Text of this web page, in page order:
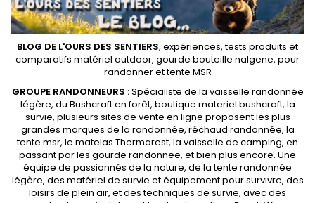
BLOG DE L'OURS DES SENTIERS, expériences, tests produits et
comparatifs matériel outdoor, gourde bouteille nalgene, pour
randonner ettente MSR
GROUPE RANDONNEURS :Spécialiste de la vaisselle randonnée
légère, du Bushcraft en forêt, boutique materiel bushcraft, la
survie, plusieurs sites de vente en ligne proposent les plus
grandes marques de la randonnée, réchaud randonnée, la
tente msr, le matelas Thermarest, la vaisselle de camping, en
passant par les gourde randonnee, et bien plus encore. Une
équipe de passionnés de la nature, de latente randonnée
légère, des matériel de survie et équipement pour survivre, des
loisirs de plein air, et des techniques de survie, avec des